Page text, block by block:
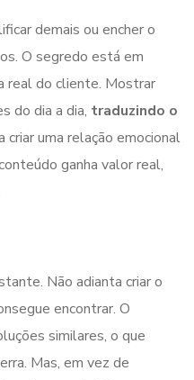
demais ou encher o
O segredo está em
real do cliente. Mostrar
do dia a dia, traduzindo o
criar uma relação emocional
ganha valor real,
Não adianta criar o
encontrar. O
similares, o que
Mas, em vez de